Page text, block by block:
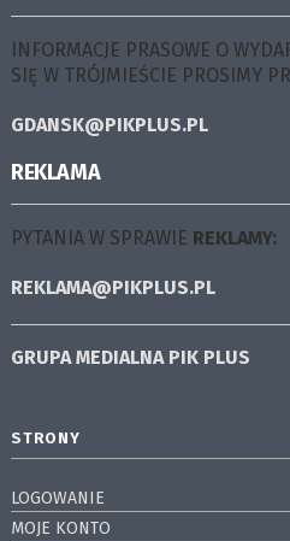
INFORMACJE PRASOWE O
SIĘ W TRÓJMIEŚCIE PROSIMY
GDANSK@PIKPLUS.PL
REKLAMA
PYTANIA W SPRAWIE REKLAMY:
REKLAMA@PIKPLUS.PL
GRUPA MEDIALNA PIK PLUS
STRONY
LOGOWANIE
MOJE KONTO